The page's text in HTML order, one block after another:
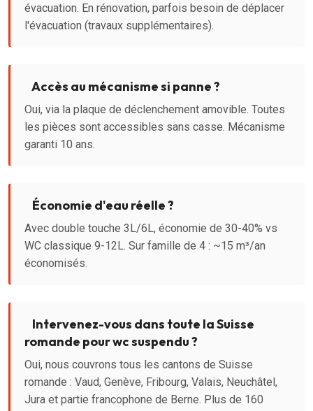
évacuation. En rénovation, parfois besoin de déplacer
l'évacuation (travaux supplémentaires).
Accès au mécanisme si panne ?
Oui, via la plaque de déclenchement amovible. Toutes
les pièces sont accessibles sans casse. Mécanisme
garanti 10 ans.
Économie d'eau réelle ?
Avec double touche 3L/6L, économie de 30-40% vs
WC classique 9-12L. Sur famille de 4 : ~15 m³/an
économisés.
Intervenez-vous dans toute la Suisse
romande pour wc suspendu ?
Oui, nous couvrons tous les cantons de Suisse
romande : Vaud, Genève, Fribourg, Valais, Neuchâtel,
Jura et partie francophone de Berne. Plus de 160